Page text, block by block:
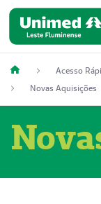
Acesso
Novas Aquisições